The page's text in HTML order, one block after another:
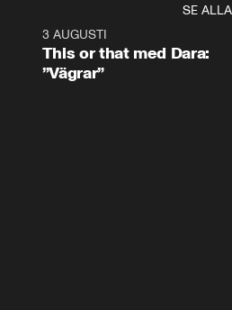
SE ALLA
3 AUGUSTI
This or that med Dara:
”Vägrar”